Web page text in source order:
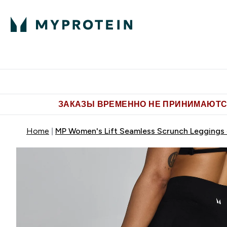
ЗАКАЗЫ ВРЕМЕННО НЕ
Home MP Women's Lift Seamless Scrunch Leggings